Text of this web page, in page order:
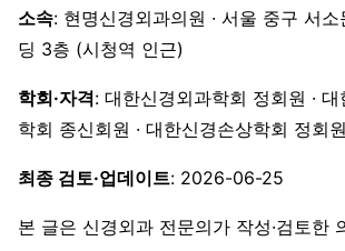
소속: 현명신경외과의원 · 서울 중구 서
딩 3층 (시청역 인근)
학회·자격: 대한신경외과학회 정회원 ·
학회 종신회원 · 대한신경손상학회 정회
최종 검토·업데이트: 2026-06-25
본 글은 신경외과 전문의가 작성·검토한